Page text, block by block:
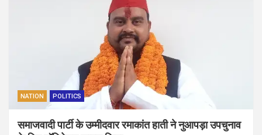
NATION POLITICS
समाजवादी पार्टी के उम्मीदवार रमाकांत हाती ने नुआपड़ा उपचुनाव